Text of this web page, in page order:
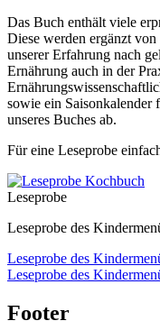
Das Buch enthält viele
Diese werden ergänzt von
unserer Erfahrung nach
Ernährung auch in der
sowie ein Saisonkalender
unseres Buches ab.
Für eine Leseprobe
Leseprobe
Leseprobe des
Leseprobe des
Leseprobe des
Footer